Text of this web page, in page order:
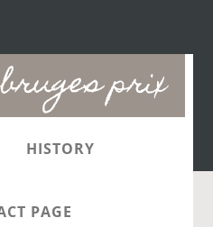
prix
HISTORY
PAGE